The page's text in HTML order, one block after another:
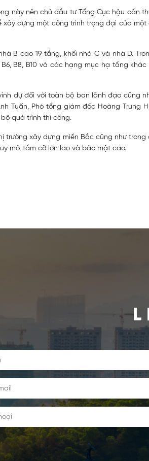
này nên chủ đầu tư Tổng Cục hậu cần
dựng một công trình trọng đại của
B cao 19 tầng, khối nhà C và nhà D.
B8, B10 và các hạng mục hạ tầng
dự đối với toàn bộ ban lãnh đạo cũng
Tuấn, Phó tổng giám đốc Hoàng Trung
quá trình thi công.
xây dựng miền Bắc cũng như trong
mô, tầm cỡ lớn lao và bảo mật cao.